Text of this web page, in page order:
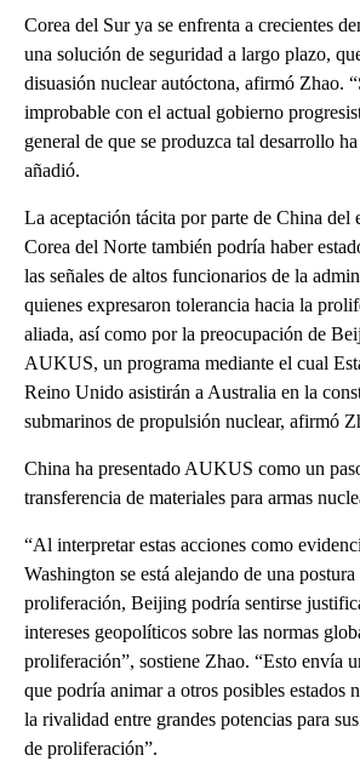
Corea del Sur ya se enfrenta a crecientes
una solución de seguridad a largo plazo,
disuasión nuclear autóctona, afirmó Zhao.
improbable con el actual gobierno
general de que se produzca tal desarrollo
añadió.
La aceptación tácita por parte de China del
Corea del Norte también podría haber
las señales de altos funcionarios de la
quienes expresaron tolerancia hacia la
aliada, así como por la preocupación de
AUKUS, un programa mediante el cual
Reino Unido asistirán a Australia en la
submarinos de propulsión nuclear, afirmó
China ha presentado AUKUS como un
transferencia de materiales para armas
“Al interpretar estas acciones como
Washington se está alejando de una
proliferación, Beijing podría sentirse
intereses geopolíticos sobre las normas
proliferación”, sostiene Zhao. “Esto envía
que podría animar a otros posibles estados
la rivalidad entre grandes potencias para
de proliferación”.